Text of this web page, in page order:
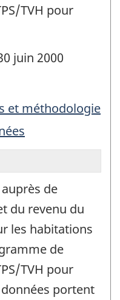
TVH pour
juin 2000
et méthodologie
de
du revenu du
les habitations
de
TVH pour
portent